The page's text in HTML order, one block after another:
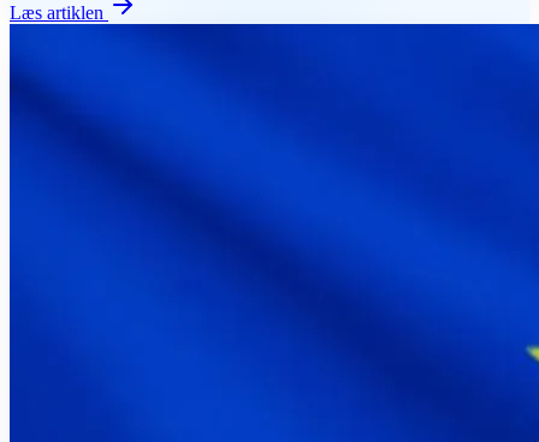
Læs artiklen